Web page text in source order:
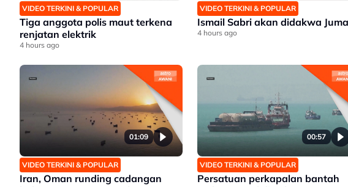
VIDEO TERKINI & POPULAR
Tiga anggota polis maut terkena
renjatan elektrik
4 hours ago
VIDEO TERKINI & POPULAR
Ismail Sabri akan didakwa
4 hours ago
01:09
VIDEO TERKINI & POPULAR
Iran, Oman runding cadangan
00:57
VIDEO TERKINI & POPULAR
Persatuan perkapalan bantah